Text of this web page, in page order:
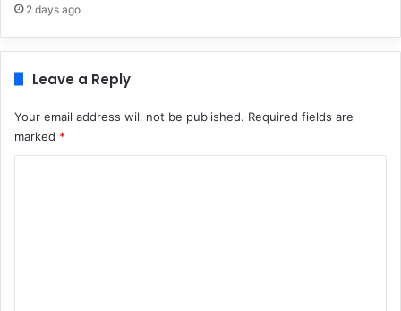
2 days ago
Leave a Reply
Your email address will not be published. Required fields are
marked *